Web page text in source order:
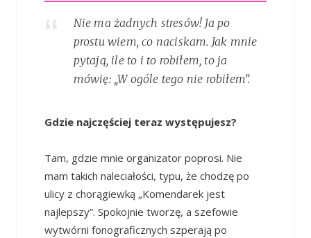
Nie ma żadnych stresów! Ja po
prostu wiem, co naciskam. Jak mnie
pytają, ile to i to robiłem, to ja
mówię: „W ogóle tego nie robiłem”.
Gdzie najczęściej teraz występujesz?
Tam, gdzie mnie organizator poprosi. Nie
mam takich naleciałości, typu, że chodzę po
ulicy z chorągiewką „Komendarek jest
najlepszy”. Spokojnie tworzę, a szefowie
wytwórni fonograficznych szperają po